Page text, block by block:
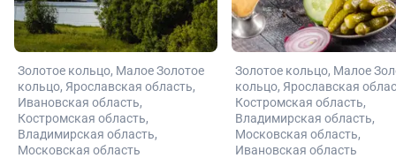
Золотое кольцо Малое Золотое
кольцо Ярославская область
Ивановская область
Костромская область
Владимирская область
Московская область
Золотое кольцо Малое
кольцо Ярославская
Костромская область
Владимирская область
Московская область
Ивановская область